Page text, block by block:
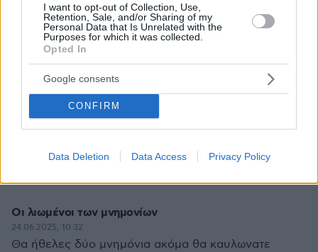
I want to opt-out of Collection, Use,
Retention, Sale, and/or Sharing of my
Personal Data that Is Unrelated with the
Purposes for which it was collected.
Opted In
Google consents
CONFIRM
Data Deletion Data Access Privacy Policy
Σοφία
25.06.2025, 10:43
ΕΥΓΕ ! ΣΕ ΟΤΙ ΛΕΣ ΜΠΡΑΒΟ ΦΩΝΑΞΕ
ΑΠΑΝΤΗΣΗ
Το 2012
Είχαν πάει αυτοί σε.μαζικο.συλλατηριο.διαμαρτυριας
Οι λιωμένοι των μνημονίων
24.06.2025, 10:32
Θα ήθελες δύο μνημόνια ακόμα θα καυλωνατε